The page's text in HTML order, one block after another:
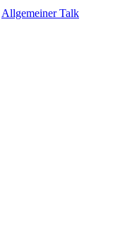
Allgemeiner Talk